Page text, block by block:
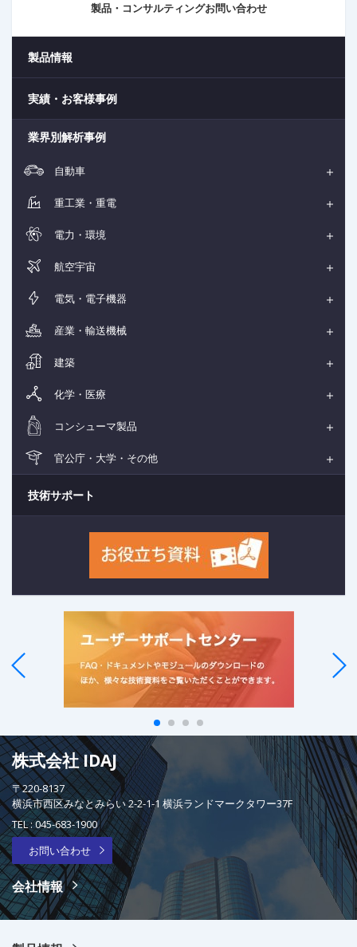
e
製品・コンサルティングお問い合わせ
製品情報
実績・お客様事例
業界別解析事例
自動車
重工業・重電
電力・環境
航空宇宙
電気・電子機器
産業・輸送機械
建築
化学・医療
コンシューマ製品
官公庁・大学・その他
技術サポート
株式会社 IDAJ
〒220-8137
横浜市西区みなとみらい 2-2-1-1 横浜ランドマークタワー37F
TEL :045-683-1900
お問い合わせ
会社情報